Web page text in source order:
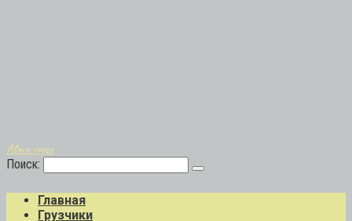
Авто-грузо
Поиск:
Главная
Грузчики